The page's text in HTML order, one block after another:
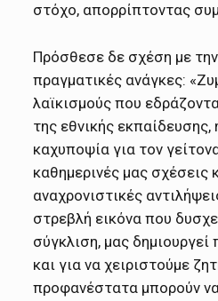
στόχο, απορρίπτοντας
Πρόσθεσε δε σχέση με
πραγματικές ανάγκες:
λαϊκισμούς που
της εθνικής εκπαίδευσης,
καχυποψία για τον
καθημερινές μας σχέσεις
αναχρονιστικές
στρεβλή εικόνα που
σύγκλιση, μας
και για να χειριστούμε
προφανέστατα μπορούν